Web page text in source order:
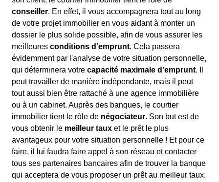
conseiller. En effet, il vous accompagnera tout au long
de votre projet immobilier en vous aidant à monter un
dossier le plus solide possible, afin de vous assurer les
meilleures conditions d'emprunt. Cela passera
évidemment par l'analyse de votre situation personnelle,
qui déterminera votre capacité maximale d'emprunt. Il
peut travailler de manière indépendante, mais il peut
tout aussi bien être rattaché à une agence immobilière
ou à un cabinet. Auprès des banques, le courtier
immobilier tient le rôle de négociateur. Son but est de
vous obtenir le meilleur taux et le prêt le plus
avantageux pour votre situation personnelle ! Et pour ce
faire, il lui faudra faire appel à son réseau et contacter
tous ses partenaires bancaires afin de trouver la banque
qui acceptera de vous proposer un prêt au meilleur taux.